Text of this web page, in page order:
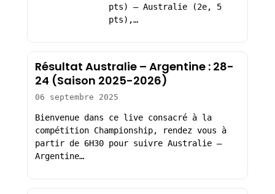
pts) – Australie (2e, 5
pts),…
Résultat Australie – Argentine : 28-
24 (Saison 2025-2026)
06 septembre 2025
Bienvenue dans ce live consacré à la
compétition Championship, rendez vous à
partir de 6H30 pour suivre Australie –
Argentine…